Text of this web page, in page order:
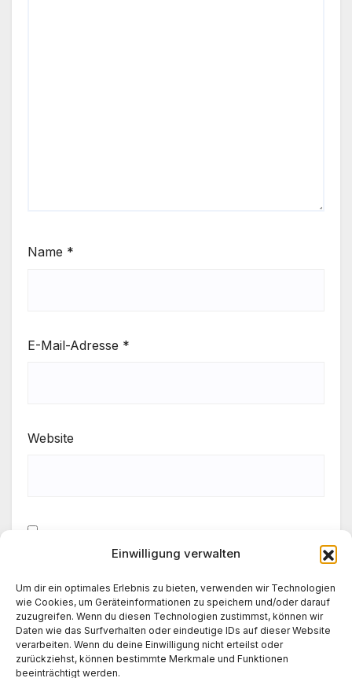
Einwilligung verwalten
Um dir ein optimales Erlebnis zu bieten, verwenden wir Technologien
wie Cookies, um Geräteinformationen zu speichern und/oder darauf
zuzugreifen. Wenn du diesen Technologien zustimmst, können wir
Daten wie das Surfverhalten oder eindeutige IDs auf dieser Website
verarbeiten. Wenn du deine Einwilligung nicht erteilst oder
zurückziehst, können bestimmte Merkmale und Funktionen
beeinträchtigt werden.
Name *
E-Mail-Adresse *
Website
Meinen Namen, meine E-Mail-Adresse und meine
Kommentierung speichern.